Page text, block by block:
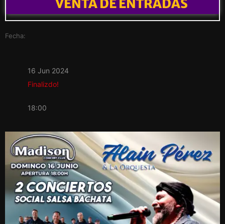
VENTA DE ENTRADAS
Fecha:
16 Jun 2024
Finalizdo!
18:00